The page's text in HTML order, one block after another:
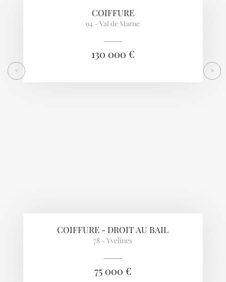
COIFFURE
94 - Val de Marne
130 000 €
COIFFURE - DROIT AU BAIL
78 - Yvelines
75 000 €
< >